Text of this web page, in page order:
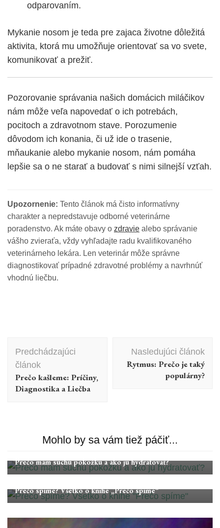
odparovaním.
Mykanie nosom je teda pre zajaca životne dôležitá
aktivita, ktorá mu umožňuje orientovať sa vo svete,
komunikovať a prežiť.
Pozorovanie správania našich domácich miláčikov
nám môže veľa napovedať o ich potrebách,
pocitoch a zdravotnom stave. Porozumenie
dôvodom ich konania, či už ide o trasenie,
mňaukanie alebo mykanie nosom, nám pomáha
lepšie sa o ne starať a budovať s nimi silnejší vzťah.
Upozornenie: Tento článok má čisto informatívny
charakter a nepredstavuje odborné veterinárne
poradenstvo. Ak máte obavy o zdravie alebo správanie
vášho zvieraťa, vždy vyhľadajte radu kvalifikovaného
veterinárneho lekára. Len veterinár môže správne
diagnostikovať prípadné zdravotné problémy a navrhnúť
vhodnú liečbu.
Navigácia
článku
Predchádzajúci
článok
Prečo kašleme: Príčiny,
Diagnostika a Liečba
Nasledujúci článok
Rytmus: Prečo je taký
populárny?
Mohlo by sa vám tiež páčiť...
Prečo mám suchú pokožku a ako ju hydratovať?
Prečo spíme? Všetko o knihe „Prečo spíme“